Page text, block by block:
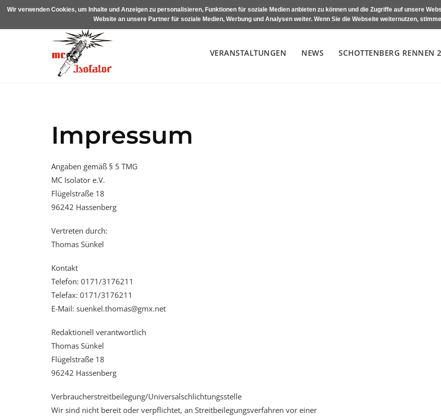
Skip
content
VERANSTALTUNGEN NEWS SCHOTTENBERG RENNEN
Impressum
Angaben gemäß § 5 TMG
MC Isolator e.V.
Flügelstraße 18
96242 Hassenberg
Vertreten durch:
Thomas Sünkel
Kontakt
Telefon: 0171/3176211
Telefax: 0171/3176211
E-Mail: suenkel.thomas@gmx.net
Redaktionell verantwortlich
Thomas Sünkel
Flügelstraße 18
96242 Hassenberg
Verbraucherstreitbeilegung/Universalschlichtungsstelle
Wir sind nicht bereit oder verpflichtet, an Streitbeilegungsverfahren vor einer
Wir verwenden Cookies, um Inhalte und Anzeigen zu personalisieren, Funktionen für soziale Medien anbieten zu können und die Zugriffe auf unsere
Website an unsere Partner für soziale Medien, Werbung und Analysen weiter. Wenn Sie die Webseite weiternutzen,